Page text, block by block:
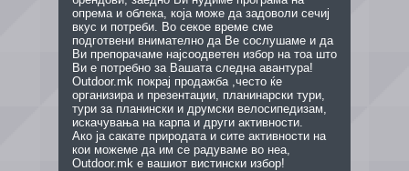
опрема и облека, која може да задоволи сечиј
вкус и потреби. Во секое време сме
подготвени внимателно да Ве сослушаме и да
Ви препорачаме најсоодветен избор на тоа што
Ви е потребно за Вашата следна авантура!
Outdoor.mk покрај продажба ,често ќе
организира и презентации, планинарски тури,
тури за планински и друмски велосипедизам,
искачувања на карпа и други активности.
Ако ја сакате природата и сите активности на
кои можеме да им се радуваме во неа,
Outdoor.mk е вашиот вистински избор!